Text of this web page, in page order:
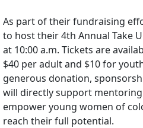
As part of their fundraising
to host their 4th Annual Take
at 10:00 a.m. Tickets are
$40 per adult and $10 for
generous donation,
will directly support
empower young women of
reach their full potential.